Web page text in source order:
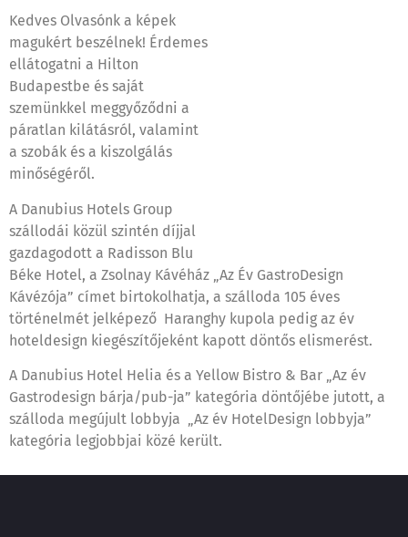
Kedves Olvasónk a képek
magukért beszélnek! Érdemes
ellátogatni a Hilton
Budapestbe és saját
szemünkkel meggyőződni a
páratlan kilátásról, valamint
a szobák és a kiszolgálás
minőségéről.
A Danubius Hotels Group
szállodái közül szintén díjjal
gazdagodott a Radisson Blu
Béke Hotel, a Zsolnay Kávéház „Az Év GastroDesign
Kávézója” címet birtokolhatja, a szálloda 105 éves
történelmét jelképező Haranghy kupola pedig az év
hoteldesign kiegészítőjeként kapott döntős elismerést.
A Danubius Hotel Helia és a Yellow Bistro & Bar „Az év
Gastrodesign bárja/pub-ja” kategória döntőjébe jutott, a
szálloda megújult lobbyja „Az év HotelDesign lobbyja”
kategória legjobbjai közé került.